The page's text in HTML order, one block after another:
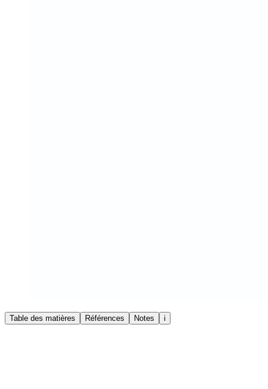
Table des matières Références Notes i